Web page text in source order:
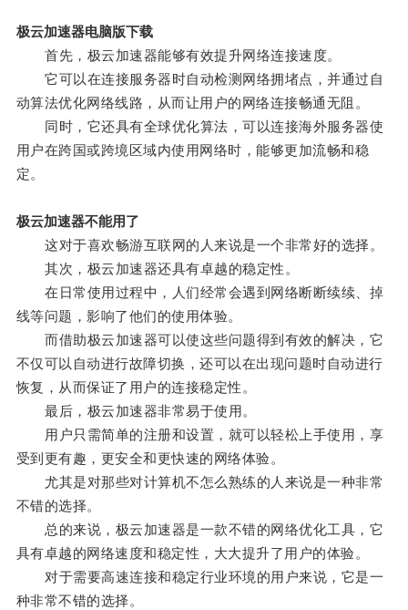
极云加速器电脑版下载
首先，极云加速器能够有效提升网络连接速度。
它可以在连接服务器时自动检测网络拥堵点，并通过自
动算法优化网络线路，从而让用户的网络连接畅通无阻。
同时，它还具有全球优化算法，可以连接海外服务器使
用户在跨国或跨境区域内使用网络时，能够更加流畅和稳
定。
极云加速器不能用了
这对于喜欢畅游互联网的人来说是一个非常好的选择。
其次，极云加速器还具有卓越的稳定性。
在日常使用过程中，人们经常会遇到网络断断续续、掉
线等问题，影响了他们的使用体验。
而借助极云加速器可以使这些问题得到有效的解决，它
不仅可以自动进行故障切换，还可以在出现问题时自动进行
恢复，从而保证了用户的连接稳定性。
最后，极云加速器非常易于使用。
用户只需简单的注册和设置，就可以轻松上手使用，享
受到更有趣，更安全和更快速的网络体验。
尤其是对那些对计算机不怎么熟练的人来说是一种非常
不错的选择。
总的来说，极云加速器是一款不错的网络优化工具，它
具有卓越的网络速度和稳定性，大大提升了用户的体验。
对于需要高速连接和稳定行业环境的用户来说，它是一
种非常不错的选择。